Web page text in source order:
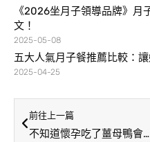
《2026坐月子領導品牌》月
文！
2025-05-08
五大人氣月子餐推薦比較：
2025-04-25
前往上一篇
不知道懷孕吃了薑母鴨會怎樣？1 張圖帶你快速了解！